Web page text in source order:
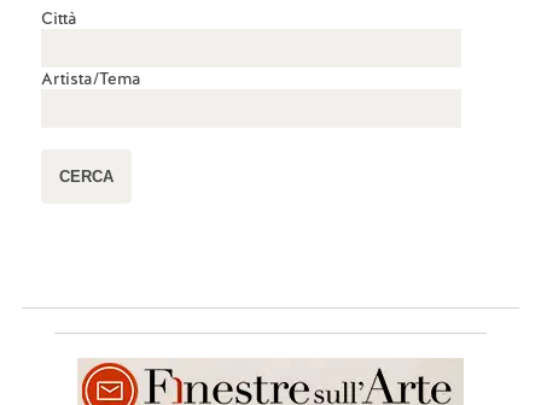
Città
Artista/Tema